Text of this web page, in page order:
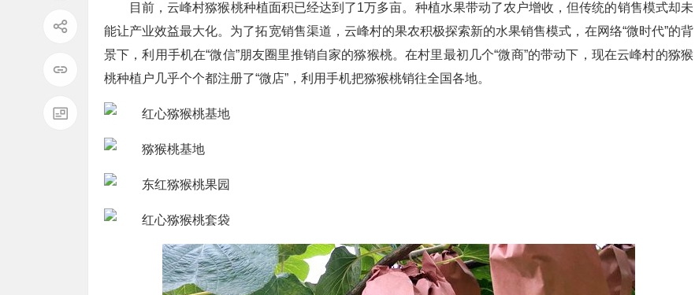
目前，云峰村猕猴桃种植面积已经达到了1万多亩。种植水果带动了农户增收，但传统的销售模式却未
能让产业效益最大化。为了拓宽销售渠道，云峰村的果农积极探索新的水果销售模式，在网络“微时代”的背
景下，利用手机在“微信”朋友圈里推销自家的猕猴桃。在村里最初几个“微商”的带动下，现在云峰村的猕猴
桃种植户几乎个个都注册了“微店”，利用手机把猕猴桃销往全国各地。